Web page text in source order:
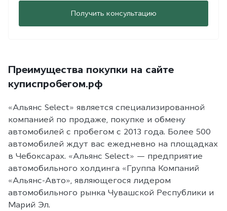
Получить консультацию
Преимущества покупки на сайте
куписпробегом.рф
«Альянс Select» является специализированной
компанией по продаже, покупке и обмену
автомобилей с пробегом с 2013 года. Более 500
автомобилей ждут вас ежедневно на площадках
в Чебоксарах. «Альянс Select» — предприятие
автомобильного холдинга «Группа Компаний
«Альянс-Авто», являющегося лидером
автомобильного рынка Чувашской Республики и
Марий Эл.